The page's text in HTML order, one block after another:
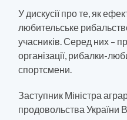
У дискусії про те, як
любительське
учасників. Серед них –
організації, рибалки-
спортсмени.
Заступник Міністра
продовольства України